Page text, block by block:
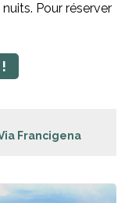
Pour réserver
Francigena